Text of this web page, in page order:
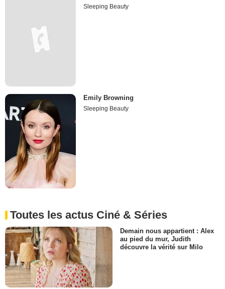
Sleeping Beauty
Emily Browning
Sleeping Beauty
Toutes les actus Ciné & Séries
Demain nous appartient : Alex
au pied du mur, Judith
découvre la vérité sur Milo